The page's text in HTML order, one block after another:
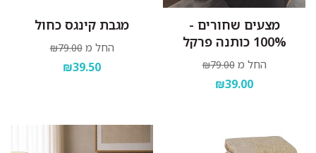
מצעים שחורים -
100% כותנה פרקל
החל מ ₪79.00
₪39.00
מגבת קינגס כחול
החל מ ₪79.00
₪39.50